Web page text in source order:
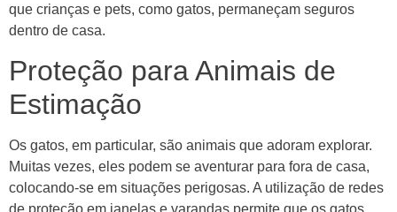
que crianças e pets, como gatos, permaneçam seguros
dentro de casa.
Proteção para Animais de
Estimação
Os gatos, em particular, são animais que adoram explorar.
Muitas vezes, eles podem se aventurar para fora de casa,
colocando-se em situações perigosas. A utilização de redes